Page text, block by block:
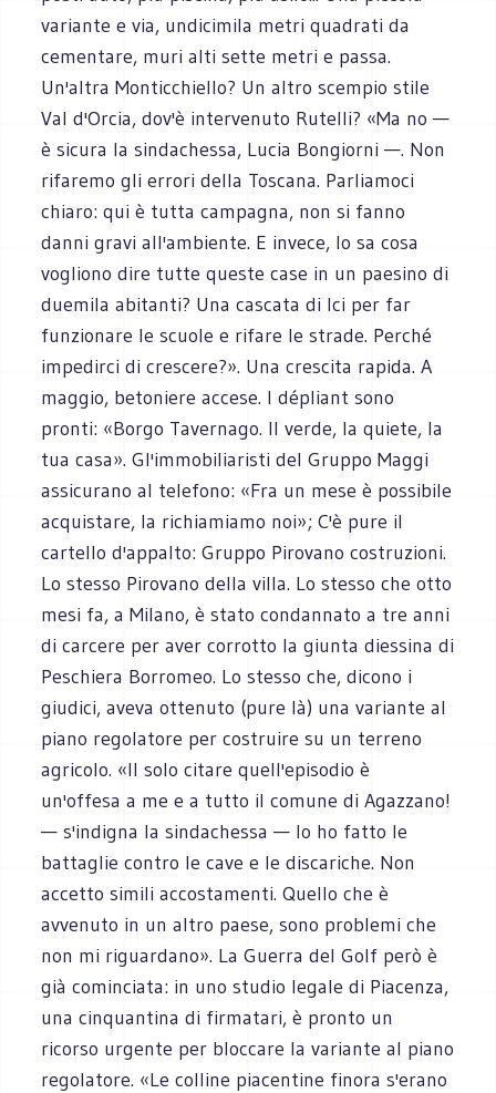
variante e via, undicimila metri quadrati da
cementare, muri alti sette metri e passa.
Un'altra Monticchiello? Un altro scempio stile
Val d'Orcia, dov'è intervenuto Rutelli? «Ma no —
è sicura la sindachessa, Lucia Bongiorni —. Non
rifaremo gli errori della Toscana. Parliamoci
chiaro: qui è tutta campagna, non si fanno
danni gravi all'ambiente. E invece, lo sa cosa
vogliono dire tutte queste case in un paesino di
duemila abitanti? Una cascata di Ici per far
funzionare le scuole e rifare le strade. Perché
impedirci di crescere?». Una crescita rapida. A
maggio, betoniere accese. I dépliant sono
pronti: «Borgo Tavernago. Il verde, la quiete, la
tua casa». Gl'immobiliaristi del Gruppo Maggi
assicurano al telefono: «Fra un mese è possibile
acquistare, la richiamiamo noi»; C'è pure il
cartello d'appalto: Gruppo Pirovano costruzioni.
Lo stesso Pirovano della villa. Lo stesso che otto
mesi fa, a Milano, è stato condannato a tre anni
di carcere per aver corrotto la giunta diessina di
Peschiera Borromeo. Lo stesso che, dicono i
giudici, aveva ottenuto (pure là) una variante al
piano regolatore per costruire su un terreno
agricolo. «Il solo citare quell'episodio è
un'offesa a me e a tutto il comune di Agazzano!
— s'indigna la sindachessa — Io ho fatto le
battaglie contro le cave e le discariche. Non
accetto simili accostamenti. Quello che è
avvenuto in un altro paese, sono problemi che
non mi riguardano». La Guerra del Golf però è
già cominciata: in uno studio legale di Piacenza,
una cinquantina di firmatari, è pronto un
ricorso urgente per bloccare la variante al piano
regolatore. «Le colline piacentine finora s'erano